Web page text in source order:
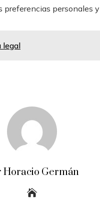
personales
legal
Horacio Germán